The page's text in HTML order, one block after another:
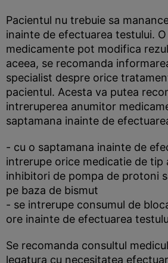
Pacientul nu trebuie sa
inainte de efectuarea testului.
medicamente pot modifica
aceea, se recomanda
specialist despre orice
pacientul. Acesta va putea
intreruperea anumitor
saptamana inainte de
- cu o saptamana inainte de
intrerupe orice medicatie de tip
inhibitori de pompa de protoni
pe baza de bismut
- se intrerupe consumul de
ore inainte de efectuarea
Se recomanda consultul
legatura cu necesitatea